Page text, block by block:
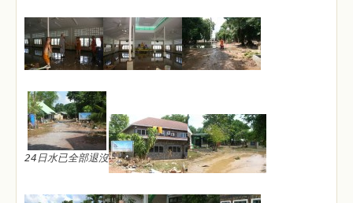
24日水已全部退沒